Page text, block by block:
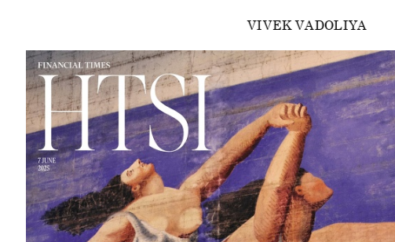
VIVEK VADOLIYA